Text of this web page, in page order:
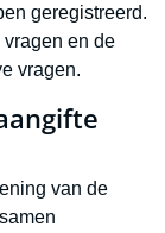
geregistreerd.
en de
vragen.
van de